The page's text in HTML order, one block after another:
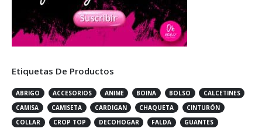
Etiquetas De Productos
ABRIGO ACCESORIOS ANIME BOINA BOLSO
CALCETINES
CAMISA
CAMISETA CARDIGAN CHAQUETA
CINTURÓN
COLLAR
CROP TOP DECOHOGAR FALDA
GUANTES